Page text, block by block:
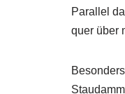
Parallel
quer über